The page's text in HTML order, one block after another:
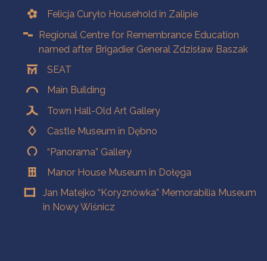
Felicja Curyło Household in Zalipie
Regional Centre for Remembrance Education
named after Brigadier General Zdzisław Baszak
SEAT
Main Building
Town Hall-Old Art Gallery
Castle Museum in Dębno
“Panorama” Gallery
Manor House Museum in Dołęga
Jan Matejko “Koryznówka” Memorabilia Museum
in Nowy Wiśnicz